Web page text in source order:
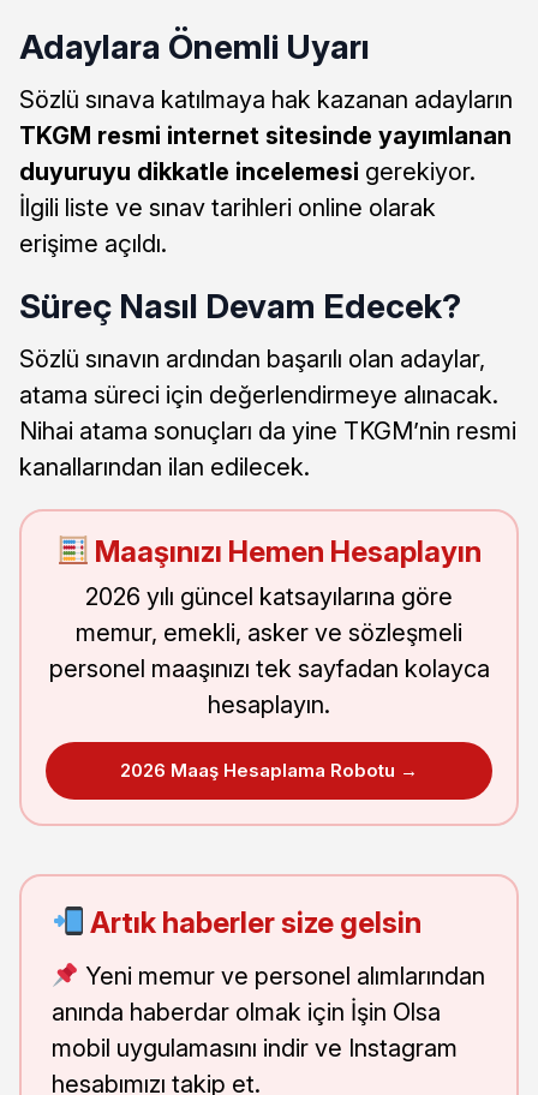
Adaylara Önemli Uyarı
Sözlü sınava katılmaya hak kazanan adayların
TKGM resmi internet sitesinde yayımlanan
duyuruyu dikkatle incelemesi gerekiyor.
İlgili liste ve sınav tarihleri online olarak
erişime açıldı.
Süreç Nasıl Devam Edecek?
Sözlü sınavın ardından başarılı olan adaylar,
atama süreci için değerlendirmeye alınacak.
Nihai atama sonuçları da yine TKGM’nin resmi
kanallarından ilan edilecek.
Maaşınızı Hemen Hesaplayın
2026 yılı güncel katsayılarına göre
memur, emekli, asker ve sözleşmeli
personel maaşınızı tek sayfadan kolayca
hesaplayın.
2026 Maaş Hesaplama Robotu →
Artık haberler size gelsin
Yeni memur ve personel alımlarından
anında haberdar olmak için İşin Olsa
mobil uygulamasını indir ve Instagram
hesabımızı takip et.